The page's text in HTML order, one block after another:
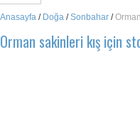
Anasayfa / Doğa /Sonbahar /
Orman sakinleri kış için